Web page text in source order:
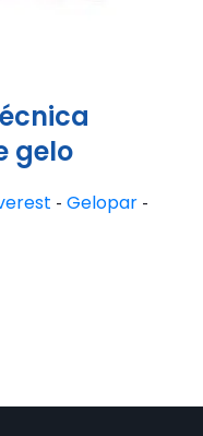
gelo
- Gelopar -